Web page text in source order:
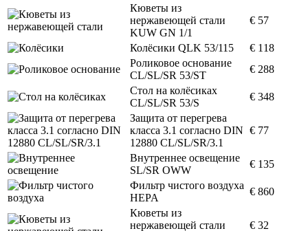
Кюветы из
нержавеющей стали
KUW GN 1/1
€ 57
Колёсики QLK 53/115
€ 118
Роликовое основание
CL/SL/SR 53/ST
€ 288
Стол на колёсиках
CL/SL/SR 53/S
€ 348
Защита от перегрева
класса 3.1 согласно DIN
12880 CL/SL/SR/3.1
€ 77
Внутреннее освещение
SL/SR OWW
€ 135
Фильтр чистого воздуха
HEPA
€ 860
Кюветы из
нержавеющей стали
€ 32